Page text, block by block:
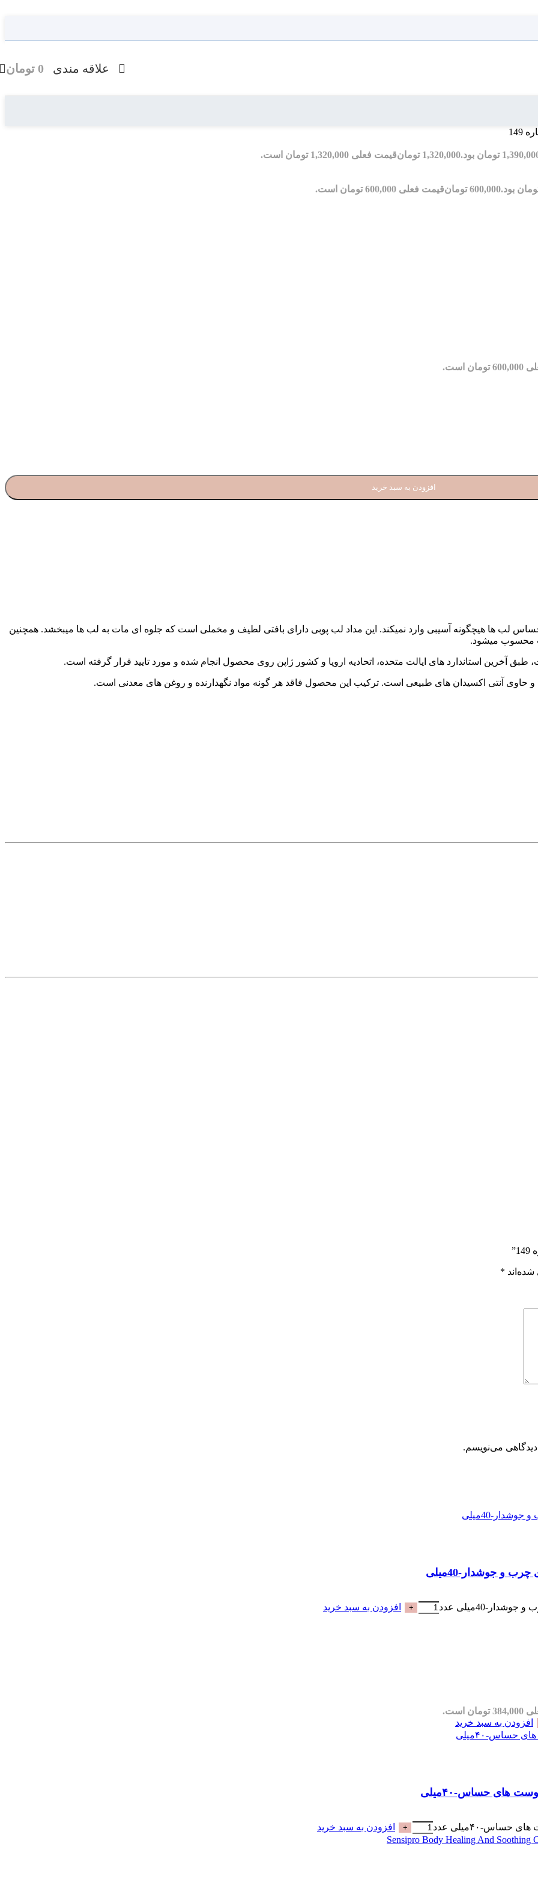
علاقه مندی 0 تومان
1,320,000 تومانقیمت فعلی 1,320,000 تومان است.
600,000 تومانقیمت فعلی 600,000 تومان است.
است.
افزودن به سبد خرید
بوده و به پوست نازک و حساس لب ها هیچگونه آسیبی وارد نمیکند. این مداد لب پوبی دارای بافتی لطیف و مخملی است که جلوه ای مات به لب ها میبخشد. همچنین
محسوب میشود.
آخرین استاندارد های ایالت متحده، اتحادیه اروپا و کشور ژاپن روی محصول انجام شده و مورد تایید قرار گرفته است.
و حاوی آنتی اکسیدان های طبیعی است. ترکیب این محصول فاقد هر گونه مواد نگهدارنده و روغن های معدنی است.
*
دیدگاهی می‌نویسم.
افزودن به سبد خرید
است.
افزودن به سبد خرید
افزودن به سبد خرید